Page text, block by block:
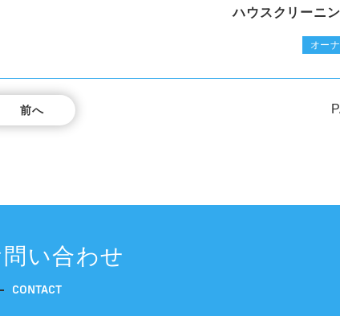
ハウスクリーニ
オー
前へ
問い合わせ
CONTACT